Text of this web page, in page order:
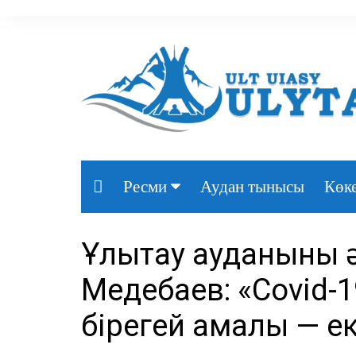
Ресми
Үкімет
Парламент
Облыс әкімдігі
Аудан тынысы
Ұлытау ауданының
Медебаев: «Covid-
бірегей амалы —